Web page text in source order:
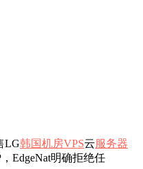
LG韩国机房VPS云服务器
EdgeNat明确拒绝任